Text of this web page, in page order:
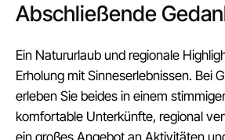
Abschließende
Ein Natururlaub und regionale
Erholung mit Sinneserlebnissen. Bei
erleben Sie beides in einem
komfortable Unterkünfte, regional
ein großes Angebot an Aktivitäten